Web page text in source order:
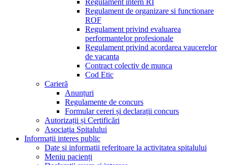
Regulament intern RI
Regulament de organizare si functionare
ROF
Regulament privind evaluarea
performantelor profesionale
Regulament privind acordarea vaucerelor
de vacanta
Contract colectiv de munca
Cod Etic
Carieră
Anunțuri
Regulamente de concurs
Formular cereri și declarații concurs
Autorizații și Certificări
Asociația Spitalului
Informații interes public
Date si informatii referitoare la activitatea spitalului
Meniu pacienți